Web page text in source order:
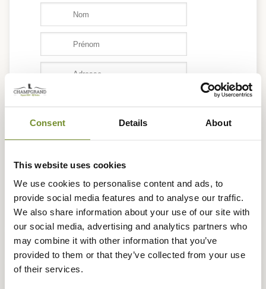
Consent Details About
This website uses cookies
We use cookies to personalise content and ads, to
provide social media features and to analyse our traffic.
We also share information about your use of our site with
our social media, advertising and analytics partners who
may combine it with other information that you’ve
provided to them or that they’ve collected from your use
of their services.
CONTINUER
2SÉLECTIONNER UN MODÈLE
3 INFORMATION DE LA CARTE CADEAU